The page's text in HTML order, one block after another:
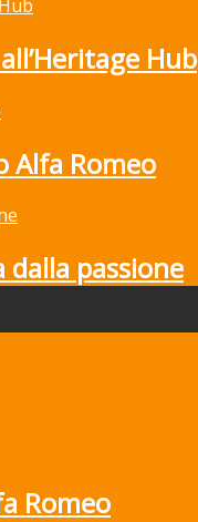
Hub
Alfa Romeo
passione
Romeo